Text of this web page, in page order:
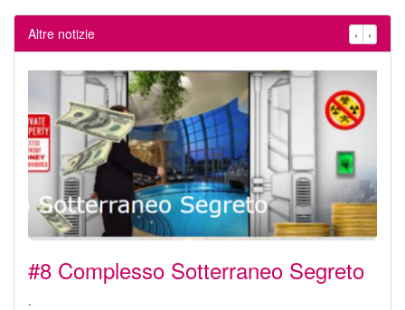
Altre notizie ‹ ›
#8 Complesso Sotterraneo Segreto
.